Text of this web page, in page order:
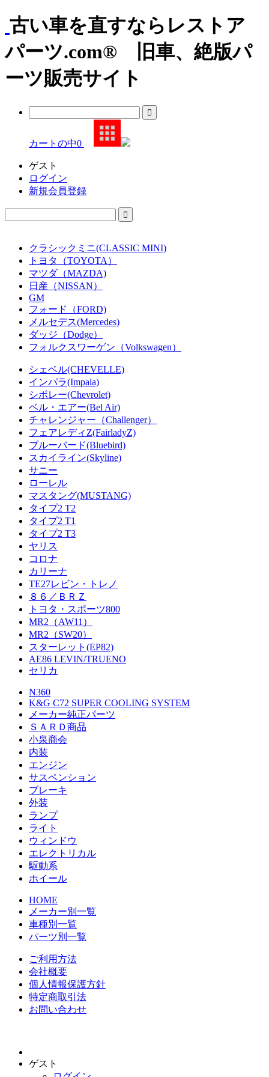
古い車を直すならレストア
パーツ.com® 旧車、絶版パ
ーツ販売サイト
カートの中0
ゲスト
ログイン
新規会員登録
クラシックミニ(CLASSIC MINI)
トヨタ（TOYOTA）
マツダ（MAZDA)
日産（NISSAN）
GM
フォード（FORD)
メルセデス(Mercedes)
ダッジ（Dodge）
フォルクスワーゲン（Volkswagen）
シェベル(CHEVELLE)
インパラ(Impala)
シボレー(Chevrolet)
ベル・エアー(Bel Air)
チャレンジャー（Challenger）
フェアレディZ(FairladyZ)
ブルーバード(Bluebird)
スカイライン(Skyline)
サニー
ローレル
マスタング(MUSTANG)
タイプ2 T2
タイプ2 T1
タイプ2 T3
ヤリス
コロナ
カリーナ
TE27レビン・トレノ
８６／ＢＲＺ
トヨタ・スポーツ800
MR2（AW11）
MR2（SW20）
スターレット(EP82)
AE86 LEVIN/TRUENO
セリカ
N360
K&G C72 SUPER COOLING SYSTEM
メーカー純正パーツ
ＳＡＲＤ商品
小泉商会
内装
エンジン
サスペンション
ブレーキ
外装
ランプ
ライト
ウィンドウ
エレクトリカル
駆動系
ホイール
HOME
メーカー別一覧
車種別一覧
パーツ別一覧
ご利用方法
会社概要
個人情報保護方針
特定商取引法
お問い合わせ
ゲスト